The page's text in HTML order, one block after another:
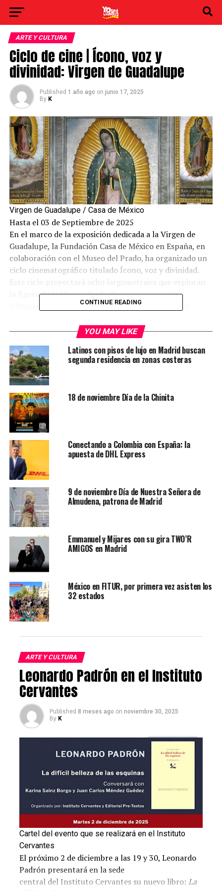
ARTE Y CULTURA
Ciclo de cine | Ícono, voz y
divinidad​: Virgen de Guadalupe
Published 1 año ago on junio 17, 2025
By K
Virgen de Guadalupe / Casa de México
Hasta el 03 de Septiembre de 2025
En el marco de la exposición dedicada a la Virgen de
Guadalupe, la Fundación Casa de México en España, en
colaboración con el Museo del Prado, ha organizado un
ciclo cinematográfico titulado Ícono, voz y divinidad.
Este ciclo proyectará ocho largometrajes que exploran
la figura de la Virgen desde diversas perspectivas
culturales, históricas y espirituales, destacando su
hispanoamericano. La iniciativa forma parte de un
ambicioso programa que incluye exposiciones,
conferencias y talleres, y busca ofrecer al público
europeo una mirada profunda y enriquecedora sobre
una de las devociones más arraigadas de América Latina.
Programa:
El milagro
21 de junio | 19:00​h
El pueblo mexicano que camina
20 de junio | 19:00​h
20 de agosto| 12:00​h
Tepeyac
09 de julio | 12:00​h
​​La virgen que forjó una patria
23 de julio | 12:00​h
Le puede interesar:
canonización de José Gregorio Hernández
Nuevo mundo
06 de agosto | 12:00​h
Tonantzin Guadalupe: Creación de una nación​
03 de julio | 19:00​h
03 de septiembre | 12:00​h​
Guadalupe, madre de la humanidad
04 de julio | 19:00h​
Virgen de Guadalupe
05 de julio | 19:00h
Casa de México
Post Views: 447
RELATED TOPICS:
CASA DE MÉXICO EN MADRID
MEXICANOS EN ESPAÑA
RELIGIÓN CATÓLICA
VIRGEN DE GUADALUPE
UP NEXT
Las palabras de la venezolana Edmaly Gaucó: alcanzar
un continente libre de socialismo
DON'T MISS
Emprendedores peruanos desarrollarán proyectos
CONTINUE READING
YOU MAY LIKE
Latinos con pisos de lujo en Madrid buscan
segunda residencia en zonas costeras
18 de noviembre Día de la Chinita
Conectando a Colombia con España: la
apuesta de DHL Express
9 de noviembre Día de Nuestra Señora de
Almudena, patrona de Madrid
Emmanuel y Mijares con su gira TWO’R
AMIGOS en Madrid
México en FITUR, por primera vez asisten los
32 estados
ARTE Y CULTURA
Leonardo Padrón en el Instituto
Cervantes
Published 8 meses ago on noviembre 30, 2025
By K
Cartel del evento que se realizará en el Instituto
Cervantes
El próximo 2 de diciembre a las 19 y 30, Leonardo
Padrón presentará en la sede
central del Instituto Cervantes su nuevo libro: La